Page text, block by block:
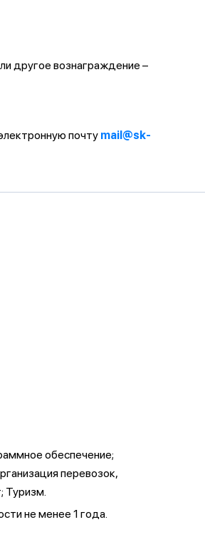
другое вознаграждение –
почту mail@sk-
обеспечение;
перевозок,
Туризм.
не менее 1 года.